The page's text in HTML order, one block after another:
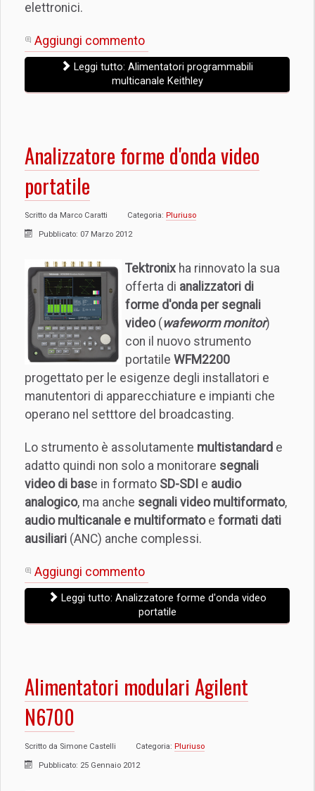
elettronici.
Aggiungi commento
Leggi tutto: Alimentatori programmabili
multicanale Keithley
Analizzatore forme d'onda video
portatile
Scritto da Marco Caratti Categoria: Pluriuso
Pubblicato: 07 Marzo 2012
Tektronix ha rinnovato la sua
offerta di analizzatori di
forme d'onda per segnali
video(wafeworm monitor)
con il nuovo strumento
portatile WFM2200
progettato per le esigenze degli installatori e
manutentori di apparecchiature e impianti che
operano nel setttore del broadcasting.
Lo strumento è assolutamente multistandard e
adatto quindi non solo a monitorare segnali
video di base in formato SD-SDI e audio
analogico, ma anche segnali video multiformato,
audio multicanale e multiformatoe formati dati
ausiliari (ANC) anche complessi.
Aggiungi commento
Leggi tutto: Analizzatore forme d'onda video
portatile
Alimentatori modulari Agilent
N6700
Scritto da Simone Castelli Categoria: Pluriuso
Pubblicato: 25 Gennaio 2012